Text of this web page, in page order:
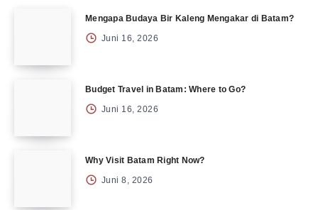
Mengapa Budaya Bir Kaleng Mengakar di Batam?
Juni 16, 2026
Budget Travel in Batam: Where to Go?
Juni 16, 2026
Why Visit Batam Right Now?
Juni 8, 2026